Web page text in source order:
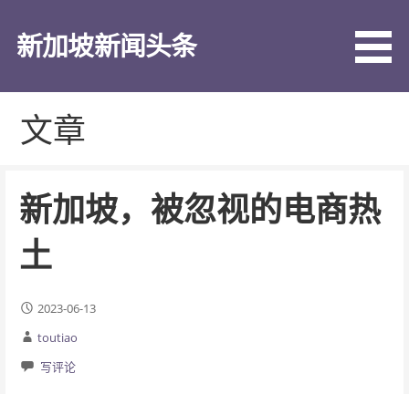
新加坡新闻头条
文章
新加坡，被忽视的电商热
土
2023-06-13
toutiao
写评论